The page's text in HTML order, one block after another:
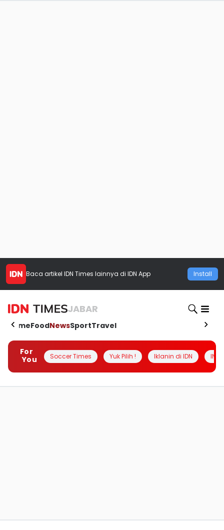
Baca artikel IDN Times lainnya di IDN App Install
JABAR
HomeFoodNewsSportTravel
For
You
Soccer Times Yuk Pilih ! Iklanin di IDN